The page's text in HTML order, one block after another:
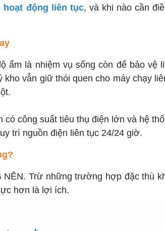
động liên tục, và khi nào cần
ẩm là nhiệm vụ sống còn để bảo vệ
vẫn giữ thói quen cho máy chạy
công suất tiêu thụ điện lớn và hệ
trì nguồn điện liên tục 24/24 giờ.
Trừ những trường hợp đặc thù
hơn là lợi ích.